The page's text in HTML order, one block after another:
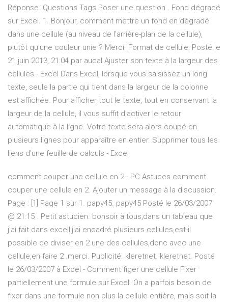
Réponse. Questions Tags Poser une question . Fond dégradé
sur Excel. 1. Bonjour, comment mettre un fond en dégradé
dans une cellule (au niveau de l'arrière-plan de la cellule),
plutôt qu'une couleur unie ? Merci. Format de cellule; Posté le
21 juin 2013, 21:04 par aucal Ajuster son texte à la largeur des
cellules - Excel Dans Excel, lorsque vous saisissez un long
texte, seule la partie qui tient dans la largeur de la colonne
est affichée. Pour afficher tout le texte, tout en conservant la
largeur de la cellule, il vous suffit d'activer le retour
automatique à la ligne. Votre texte sera alors coupé en
plusieurs lignes pour apparaître en entier. Supprimer tous les
liens d'une feuille de calculs - Excel
comment couper une cellule en 2 - PC Astuces comment
couper une cellule en 2. Ajouter un message à la discussion.
Page : [1] Page 1 sur 1. papy45. papy45 Posté le 26/03/2007
@ 21:15 . Petit astucien. bonsoir à tous,dans un tableau que
j'ai fait dans excell,j'ai encadré plusieurs cellules,est-il
possible de diviser en 2 une des cellules,donc avec une
cellule,en faire 2 .merci. Publicité. kleretnet. kleretnet. Posté
le 26/03/2007 à Excel - Comment figer une cellule Fixer
partiellement une formule sur Excel. On a parfois besoin de
fixer dans une formule non plus la cellule entière, mais soit la